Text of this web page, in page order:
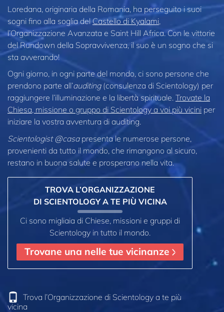
Loredana, originaria della Romania, ha perseguito i suoi
sogni fino alla soglia delCastello di Kyalami,
l’Organizzazione Avanzata e Saint Hill Africa. Con le vittorie
del Rundown della Sopravvivenza, il suo è un sogno che si
sta avverando!
Ogni giorno, in ogni parte del mondo, ci sono persone che
prendono parte all’auditing(consulenza di Scientology) per
raggiungere l’illuminazione e la libertà spirituale. Trovate la
Chiesa, missione o gruppo di Scientology a voi più vicini per
iniziare la vostra avventura di auditing.
Scientologist @casapresenta le numerose persone,
provenienti da tutto il mondo, che rimangono al sicuro,
restano in buona salute e prosperano nella vita.
TROVA L’ORGANIZZAZIONE
DI SCIENTOLOGY A TE PIÙ VICINA
Ci sono migliaia di Chiese, missioni e gruppi di
Scientology in tutto il mondo.
Trovane una nelle tue vicinanze
Trova l’Organizzazione di Scientology a te più
vicina